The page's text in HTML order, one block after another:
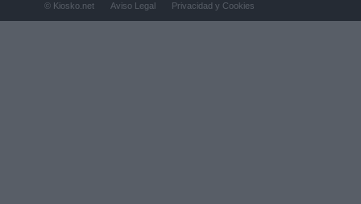
© Kiosko.net Aviso Legal Privacidad y Cookies